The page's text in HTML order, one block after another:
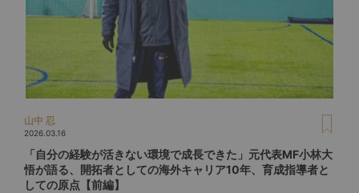
山中 忍
2026.03.16
「自分の経験が活きない環境で成長できた」元代表MF小林大
悟が語る、開拓者としての海外キャリア10年、育成指導者と
しての原点【前編】